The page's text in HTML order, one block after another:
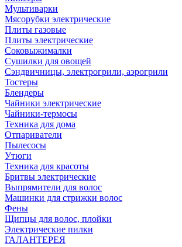
Мультиварки
Мясорубки электрические
Плиты газовые
Плиты электрические
Соковыжималки
Сушилки для овощей
Сэндвичницы, электрогрили, аэрогрили
Тостеры
Блендеры
Чайники электрические
Чайники-термосы
Техника для дома
Отпариватели
Пылесосы
Утюги
Техника для красоты
Бритвы электрические
Выпрямители для волос
Машинки для стрижки волос
Фены
Щипцы для волос, плойки
Электрические пилки
ГАЛАНТЕРЕЯ